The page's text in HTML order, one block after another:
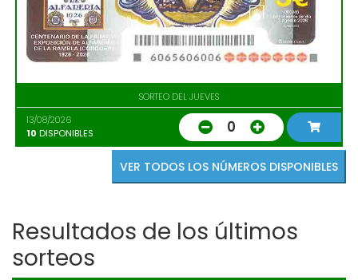
SORTEO DEL JUEVES
13/08/2026
10 DISPONIBLES 0
VER TODOS LOS NÚMEROS DISPONIBLES
Resultados de los últimos
sorteos